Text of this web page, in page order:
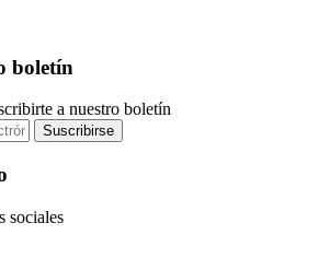
boletín
a nuestro boletín
Suscribirse
sociales